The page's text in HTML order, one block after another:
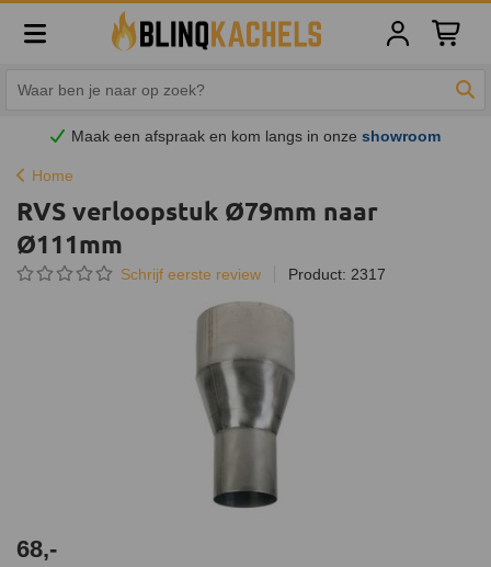
Maak een afspraak en kom langs in onzeshowroom
Home
RVS verloopstuk Ø79mm naar
Ø111mm
Schrijf eerste review Product: 2317
68,-